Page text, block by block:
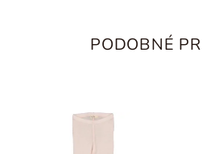
PODOBNÉ